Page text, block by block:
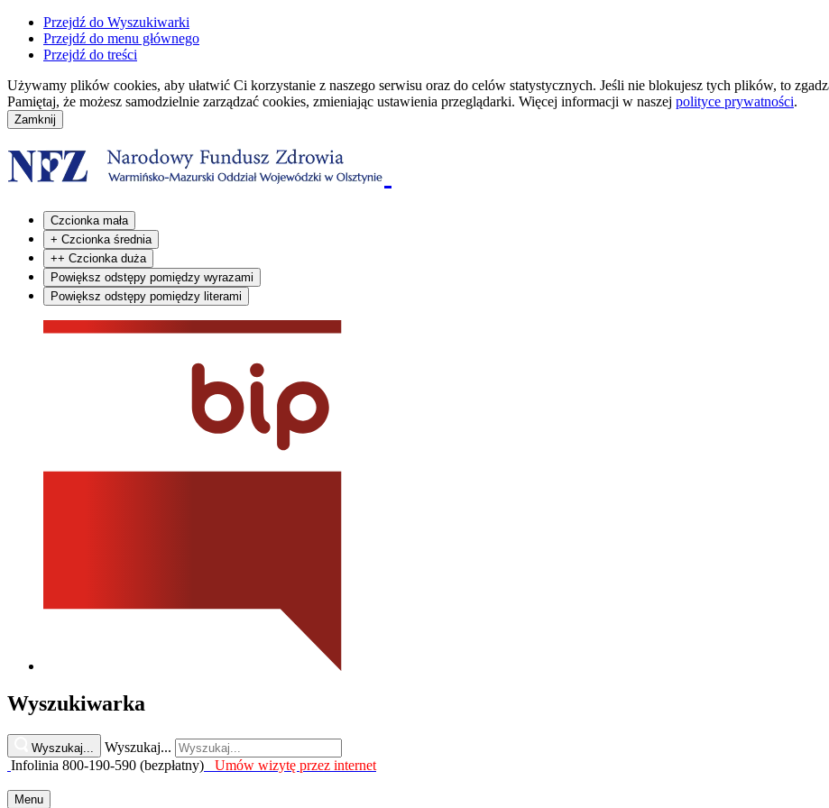
Przejdź do Wyszukiwarki
Przejdź do menu głównego
Przejdź do treści
Używamy plików cookies, aby ułatwić Ci korzystanie z naszego serwisu oraz do celów statystycznych. Jeśli nie blokujesz tych plików, to
Pamiętaj, że możesz samodzielnie zarządzać cookies, zmieniając ustawienia przeglądarki. Więcej informacji w naszej polityce prywatności.
Czcionka mała
+ Czcionka średnia
++ Czcionka duża
Powiększ odstępy pomiędzy wyrazami
Powiększ odstępy pomiędzy literami
Wyszukiwarka
Wyszukaj...
Wyszukaj...
Infolinia 800-190-590 (bezpłatny)
Umów wizytę przez internet
Menu